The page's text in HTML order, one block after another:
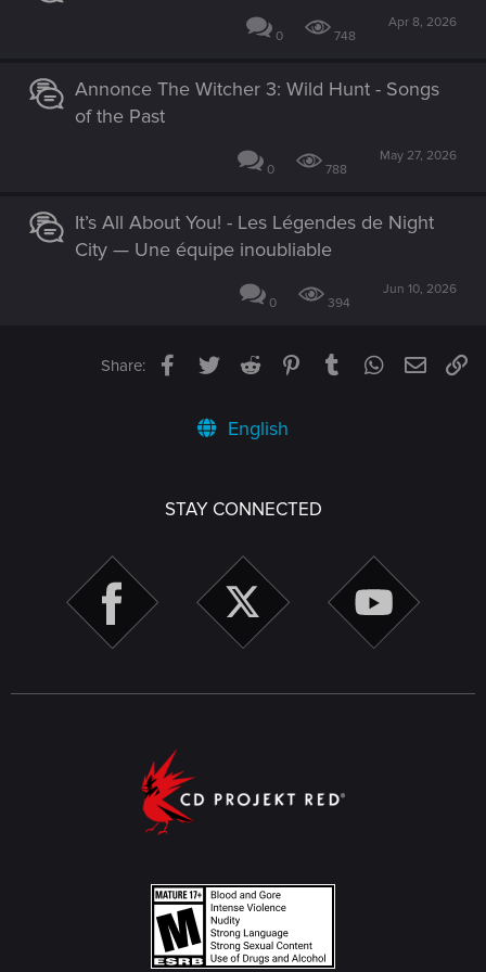
0 748
Apr 8, 2026
Annonce The Witcher 3: Wild Hunt - Songs
of the Past
0 788
May 27, 2026
It’s All About You! - Les Légendes de Night
City — Une équipe inoubliable
0 394
Jun 10, 2026
Share: Facebook
TwitterReddit PinterestTumblrWhatsApp
Email
English
STAY CONNECTED